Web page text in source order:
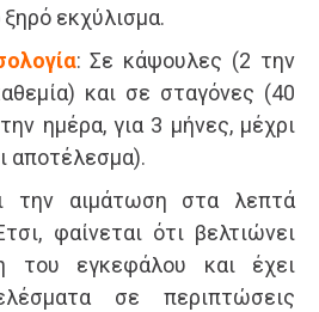
εκχύλισμα.
: Σε κάψουλες (2 την
και σε σταγόνες (40
ημέρα, για 3 μήνες, μέχρι
αποτέλεσμα).
την αιμάτωση στα λεπτά
φαίνεται ότι βελτιώνει
του εγκεφάλου και έχει
σε περιπτώσεις